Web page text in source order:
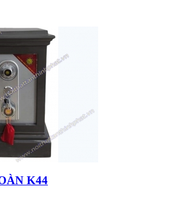
K44